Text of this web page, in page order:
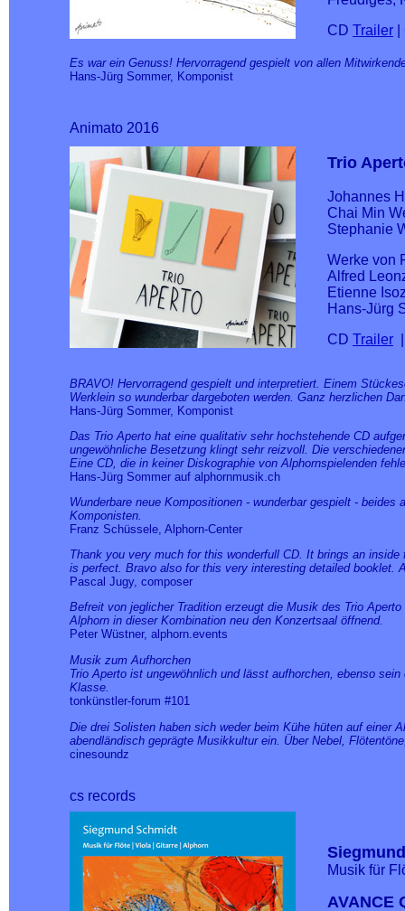
CD Trailer
Es war ein Genuss! Hervorragend gespielt von allen
Hans-Jürg Sommer, Komponist
Animato 2016
Trio
Johannes
Chai Min
Stephanie
Werke von
Alfred
Etienne
Hans-Jürg
CD Trailer
BRAVO! Hervorragend gespielt und interpretiert. Einem
Werklein so wunderbar dargeboten werden. Ganz herzlichen
Hans-Jürg Sommer, Komponist
Das Trio Aperto hat eine qualitativ sehr hochstehende CD
ungewöhnliche Besetzung klingt sehr reizvoll. Die
Eine CD, die in keiner Diskographie von Alphornspielenden
Hans-Jürg Sommer auf alphornmusik.ch
Wunderbare neue Kompositionen - wunderbar gespielt -
Komponisten.
Franz Schüssele, Alphorn-Center
Thank you very much for this wonderfull CD. It brings an
is perfect. Bravo also for this very interesting detailed booklet.
Pascal Jugy, composer
Befreit von jeglicher Tradition erzeugt die Musik des Trio
Alphorn in dieser Kombination neu den Konzertsaal öffnend.
Peter Wüstner, alphorn.events
Musik zum Aufhorchen
Trio Aperto ist ungewöhnlich und lässt aufhorchen, ebenso
Klasse.
tonkünstler-forum #101
Die drei Solisten haben sich weder beim Kühe hüten auf einer
abendländisch geprägte Musikkultur ein. Über Nebel,
cinesoundz
cs records
Musik für
AVANCE